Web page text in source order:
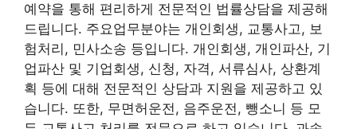
예약을 통해 편리하게 전문적인 법률상담을 제공해
드립니다. 주요업무분야는 개인회생, 교통사고, 보
험처리, 민사소송 등입니다. 개인회생, 개인파산, 기
업파산 및 기업회생, 신청, 자격, 서류심사, 상환계
획 등에 대해 전문적인 상담과 지원을 제공하고 있
습니다. 또한, 무면허운전, 음주운전, 뺑소니 등 모